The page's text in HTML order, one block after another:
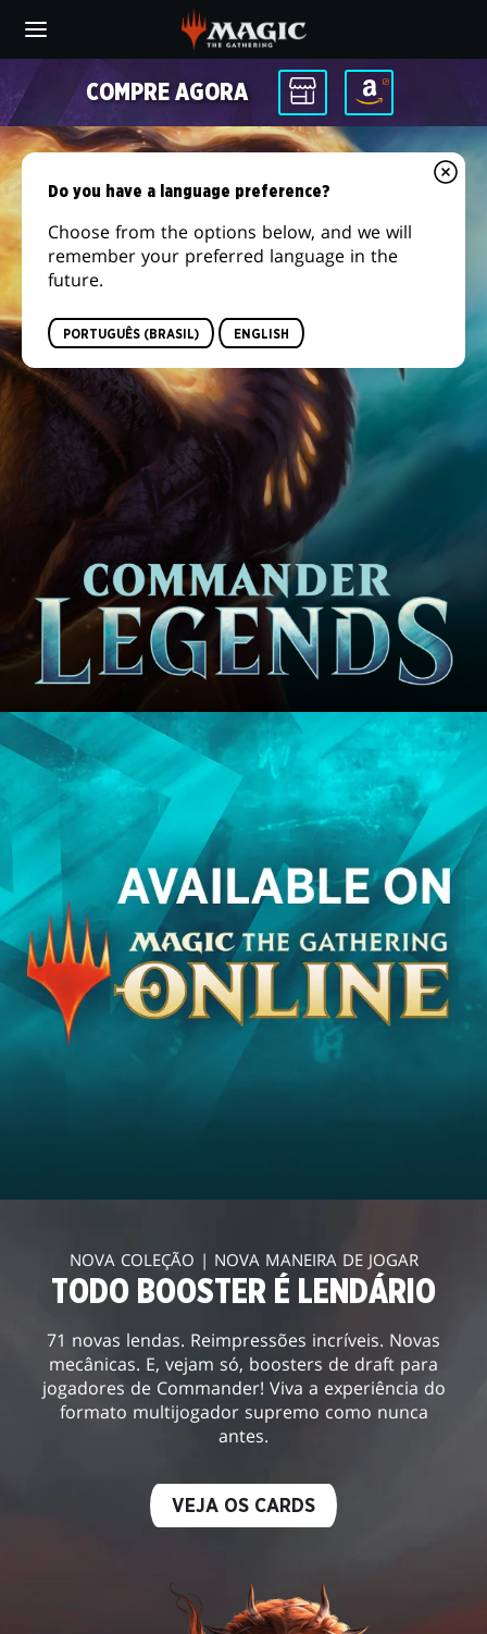
main
COMPRE AGORA
NOVA COLEÇÃO | NOVA MANEIRA DE JOGAR
TODO BOOSTER É LENDÁRIO
71 novas lendas. Reimpressões incríveis. Novas
mecânicas. E, vejam só, boosters de draft para
jogadores de Commander! Viva a experiência do
formato multijogador supremo como nunca
antes.
VEJA OS CARDS
Do you have a language preference?
Choose from the options below, and we will
remember your preferred language in the
future.
PORTUGUÊS (BRASIL) ENGLISH